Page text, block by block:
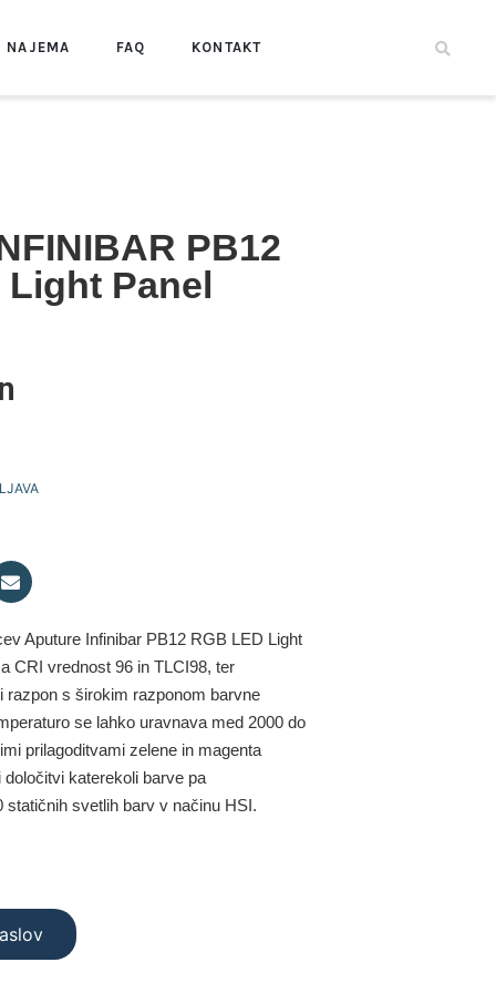
NAJEMA FAQ KONTAKT
PB12
Light Panel
Aputure Infinibar PB12 RGB LED Light
CRI vrednost 96 in TLCI98, ter
razpon s širokim razponom barvne
se lahko uravnava med 2000 do
prilagoditvami zelene in magenta
določitvi katerekoli barve pa
statičnih svetlih barv v načinu HSI.